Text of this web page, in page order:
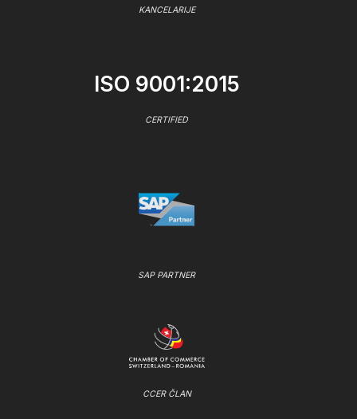
KANCELARIJE
ISO 9001:2015
CERTIFIED
SAP PARTNER
CCER ČLAN